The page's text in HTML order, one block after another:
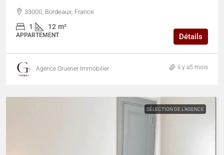
33000, Bordeaux, France
1 12 m²
APPARTEMENT Détails
Agence Gruener Immobilier il y a5 mois
SÉLECTION DE L'AGENCE